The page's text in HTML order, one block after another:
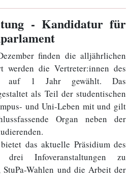
- Kandidatur für
finden die alljährlichen
werden die Vertreter:innen des
auf 1 Jahr gewählt. Das
als Teil der studentischen
und Uni-Leben mit und gilt
Organ neben der
das aktuelle Präsidium des
drei Infoveranstaltungen zu
Wahlen und die Arbeit der